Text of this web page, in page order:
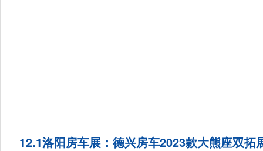
12.1洛阳房车展：德兴房车2023款大熊座双拓